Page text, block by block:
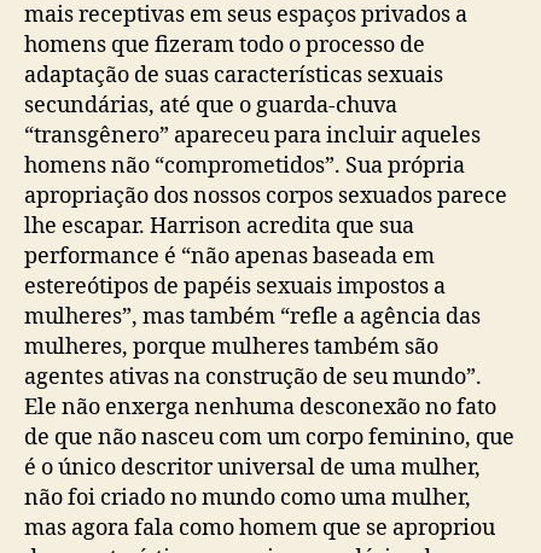
mais receptivas em seus espaços privados a
homens que fizeram todo o processo de
adaptação de suas características sexuais
secundárias, até que o guarda-chuva
“transgênero” apareceu para incluir aqueles
homens não “comprometidos”. Sua própria
apropriação dos nossos corpos sexuados parece
lhe escapar. Harrison acredita que sua
performance é “não apenas baseada em
estereótipos de papéis sexuais impostos a
mulheres”, mas também “refle a agência das
mulheres, porque mulheres também são
agentes ativas na construção de seu mundo”.
Ele não enxerga nenhuma desconexão no fato
de que não nasceu com um corpo feminino, que
é o único descritor universal de uma mulher,
não foi criado no mundo como uma mulher,
mas agora fala como homem que se apropriou